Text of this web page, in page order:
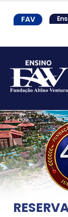
FAV